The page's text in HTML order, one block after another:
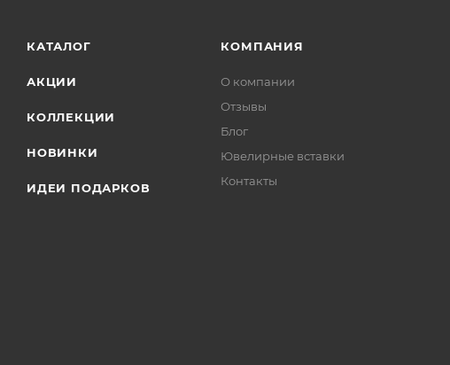
КАТАЛОГ
АКЦИИ
КОЛЛЕКЦИИ
НОВИНКИ
ИДЕИ ПОДАРКОВ
КОМПАНИЯ
О компании
Отзывы
Блог
Ювелирные вставки
Контакты